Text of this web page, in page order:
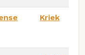
Kriek